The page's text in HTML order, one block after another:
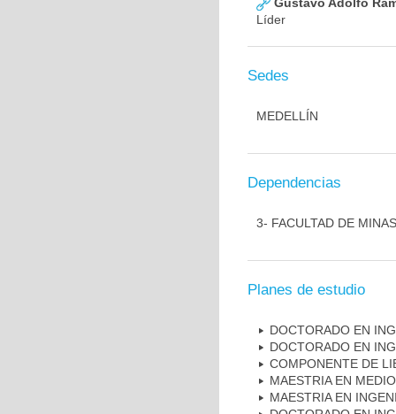
Líder
Sedes
MEDELLÍN
Dependencias
3- FACULTAD DE MINAS
Planes de estudio
DOCTORADO EN
DOCTORADO EN
COMPONENTE DE
MAESTRIA EN
MAESTRIA EN